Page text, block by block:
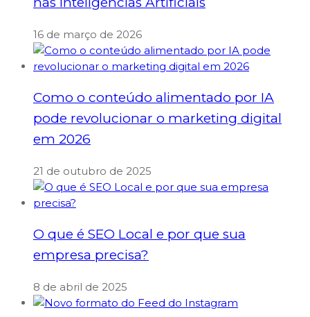
16 de março de 2026
Como o conteúdo alimentado por IA
pode revolucionar o marketing digital
em 2026
21 de outubro de 2025
O que é SEO Local e por que sua
empresa precisa?
8 de abril de 2025